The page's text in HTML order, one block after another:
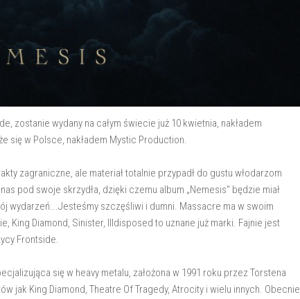
zostanie wydany na całym świecie już 10 kwietnia, nakładem
się w Polsce, nakładem Mystic Production.
zagraniczne, ale materiał totalnie przypadł do gustu włodarzom
pod swoje skrzydła, dzięki czemu album „Nemesis" będzie miał
wydarzeń...Jesteśmy szczęśliwi i dumni. Massacre ma w swoim
King Diamond, Sinister, Illdisposed to uznane już marki. Fajnie jest
Frontside.
się w heavy metalu, założona w 1991 roku przez Torstena
jak King Diamond, Theatre Of Tragedy, Atrocity i wielu innych. Obecnie